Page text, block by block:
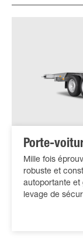
Porte-
Mille fois
robuste et
autoportante et
levage de